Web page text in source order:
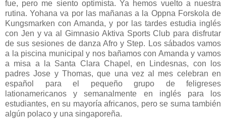
fue, pero me siento optimista. Ya hemos vuelto a nuestra
rutina. Yohana va por las mañanas a la Oppna Forskola de
Kungsmarken con Amanda, y por las tardes estudia inglés
con Jen y va al Gimnasio Aktiva Sports Club para disfrutar
de sus sesiones de danza Afro y Step. Los sábados vamos
a la piscina municipal y nos bañamos con Amanda y vamos
a misa a la Santa Clara Chapel, en Lindesnas, con los
padres Jose y Thomas, que una vez al mes celebran en
español para el pequeño grupo de feligreses
lationamericanos y semanalmente en inglés para los
estudiantes, en su mayoría africanos, pero se suma también
algún polaco y una singaporeña.